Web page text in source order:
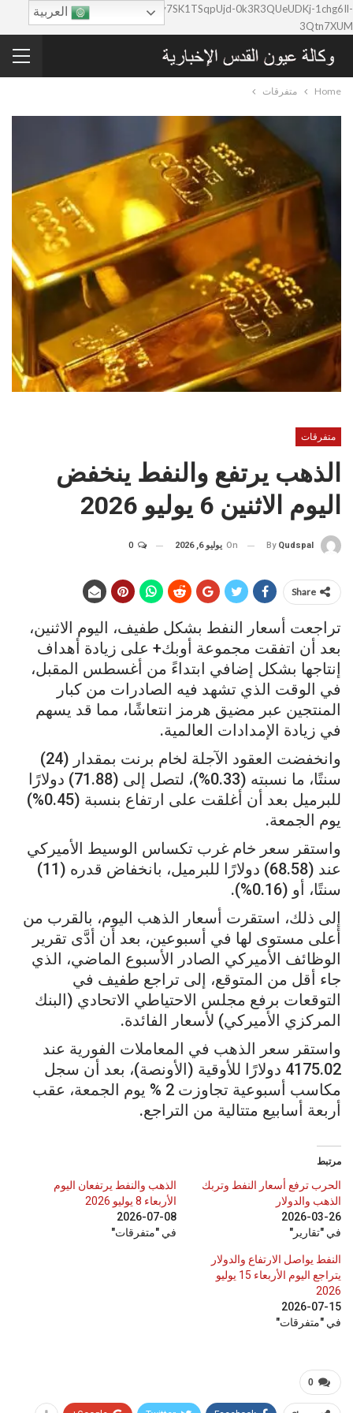
google-site-verification=0y7SK1TSqpUjd-0k3R3QUeUDKj-1chg6Il-
3Qtn7XUM
Home متفرقات
متفرقات
الذهب يرتفع والنفط ينخفض
اليوم الاثنين 6 يوليو 2026
By Qudspal
On يوليو 6, 2026
Share
تراجعت أسعار النفط بشكل طفيف، ‌اليوم الاثنين،
بعد أن اتفقت مجموعة أوبك+ على زيادة أهداف
إنتاجها بشكل إضافي ابتداءً من أغسطس المقبل،
في الوقت الذي تشهد فيه الصادرات من كبار
المنتجين عبر مضيق هرمز انتعاشًا، مما قد يسهم
في زيادة الإمدادات العالمية.
وانخفضت العقود الآجلة لخام برنت بمقدار (24)
سنتًا، ما نسبته (0.33%)، لتصل إلى (71.88) دولارًا
للبرميل بعد أن أغلقت على ارتفاع بنسبة (0.45%)
يوم الجمعة.
واستقر سعر خام غرب تكساس الوسيط الأميركي
عند (68.58) دولارًا للبرميل، بانخفاض قدره
(11)
سنتًا، أو (0.16%).
إلى ذلك، استقرت أسعار الذهب اليوم، بالقرب من
أعلى مستوى لها في أسبوعين، بعد أن أدَّى تقرير
الوظائف الأميركي الصادر الأسبوع الماضي، الذي
جاء أقل من المتوقع، إلى تراجع طفيف في
التوقعات برفع مجلس الاحتياطي الاتحادي (البنك
المركزي الأميركي) لأسعار الفائدة.
واستقر سعر الذهب في المعاملات الفورية عند
4175.02 دولارًا للأوقية (الأونصة)، بعد أن سجل
مكاسب أسبوعية تجاوزت 2 % يوم الجمعة، عقب
أربعة أسابيع متتالية من التراجع.
مرتبط
الحرب ترفع أسعار النفط وتربك
الذهب والدولار
2026-03-26
في "تقارير"
الذهب والنفط يرتفعان اليوم
الأربعاء 8 يوليو 2026
2026-07-08
في "متفرقات"
النفط يواصل الارتفاع والدولار
يتراجع اليوم الأربعاء 15 يوليو
2026
2026-07-15
في "متفرقات"
0
العربية